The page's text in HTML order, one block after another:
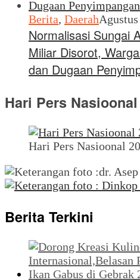
Berita, Daerah
Normalisasi Sungai
Miliar Disorot,
dan Dugaan
Hari Pers Nasioonal
Hari Pers Nasioonal
Berita Terkini